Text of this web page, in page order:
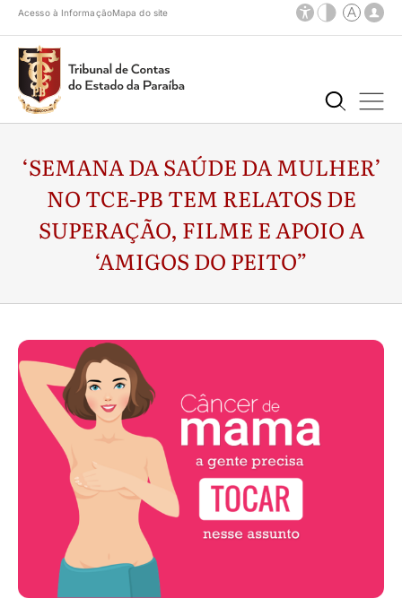
Acesso à InformaçãoMapa do site
‘SEMANA DA SAÚDE DA MULHER’
NO TCE-PB TEM RELATOS DE
SUPERAÇÃO, FILME E APOIO A
‘AMIGOS DO PEITO”